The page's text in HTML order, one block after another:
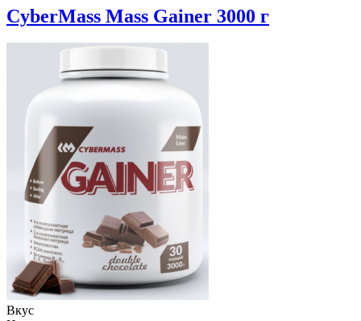
CyberMass Mass Gainer 3000 г
Вкус